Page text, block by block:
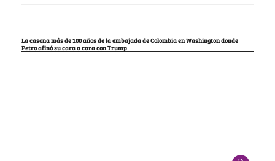
La casona más de 100 años de la embajada de Colombia en Washington donde
Petro afinó su cara a cara con Trump